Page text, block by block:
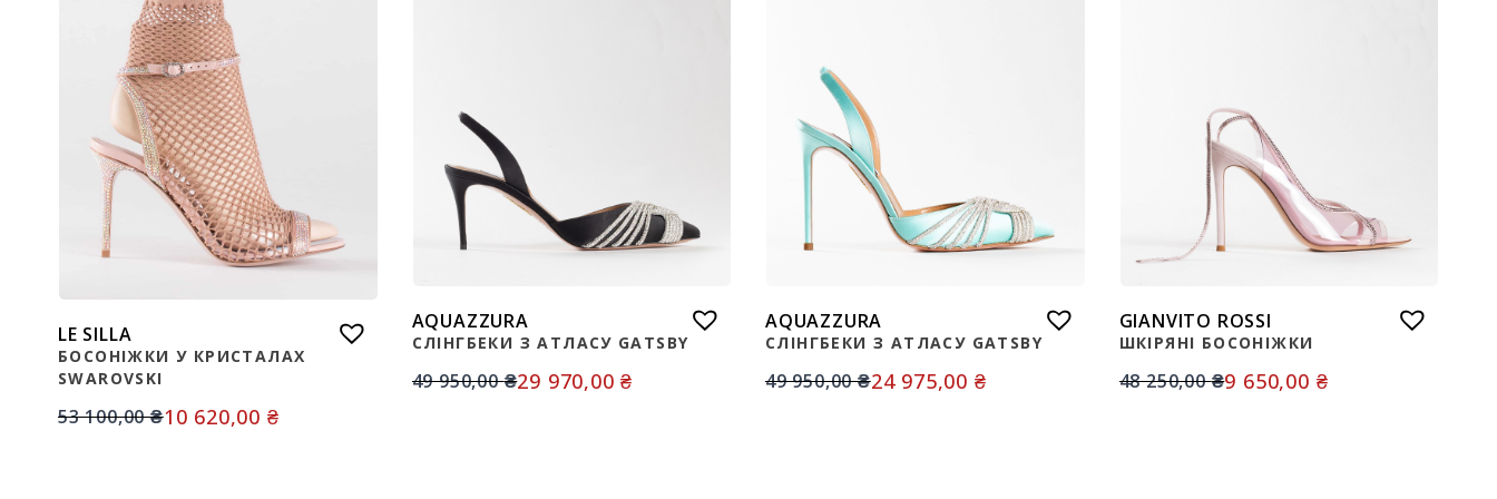
LE SILLA
БОСОНІЖКИ У КРИСТАЛАХ
SWAROVSKI
53 100,00₴10 620,00 ₴
AQUAZZURA
СЛІНГБЕКИ З АТЛАСУ GATSBY
49 950,00₴29 970,00₴
AQUAZZURA
СЛІНГБЕКИ З АТЛАСУ GATSBY
49 950,00₴24 975,00 ₴
GIANVITO ROSSI
ШКІРЯНІ БОСОНІЖКИ
48 250,00₴9 650,00 ₴